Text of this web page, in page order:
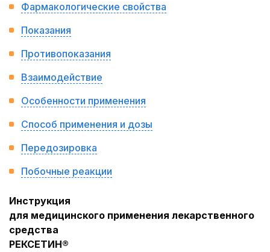
Фармакологические свойства
Показания
Противопоказания
Взаимодействие
Особенности применения
Способ применения и дозы
Передозировка
Побочные реакции
Инструкция
для медицинского применения лекарственного
средства
РЕКСЕТИН®